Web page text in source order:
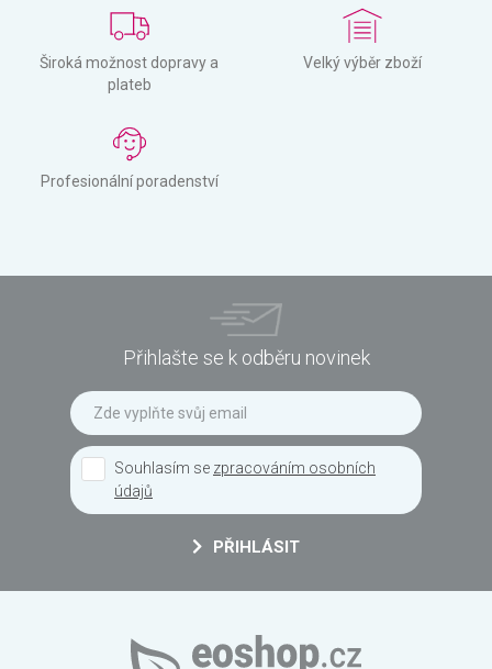
Široká možnost dopravy a
plateb
Velký výběr zboží
Profesionální poradenství
Přihlašte se k odběru novinek
Souhlasím se zpracováním osobních
údajů
PŘIHLÁSIT